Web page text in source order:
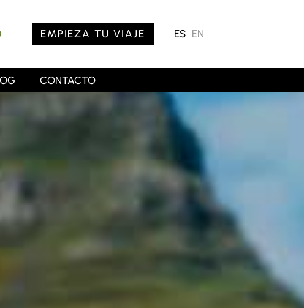
EMPIEZA TU VIAJE EN
ES
CONTACTO